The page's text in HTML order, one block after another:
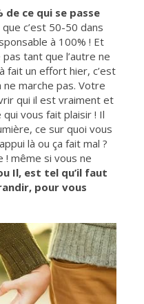
de ce qui se passe
c’est 50-50 dans
à 100% ! Et
tant que l’autre ne
fait un effort hier, c’est
ne marche pas. Votre
qui il est vraiment et
vous fait plaisir ! Il
ce sur quoi vous
là ou ça fait mal ?
! même si vous ne
Il, est tel qu’il faut
pour vous